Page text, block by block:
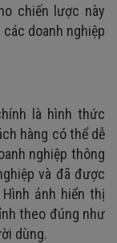
chiến lược này
doanh nghiệp
là hình thức
hàng có thể dễ
nghiệp thông
và đã được
ảnh hiển thị
theo đúng như
dùng.